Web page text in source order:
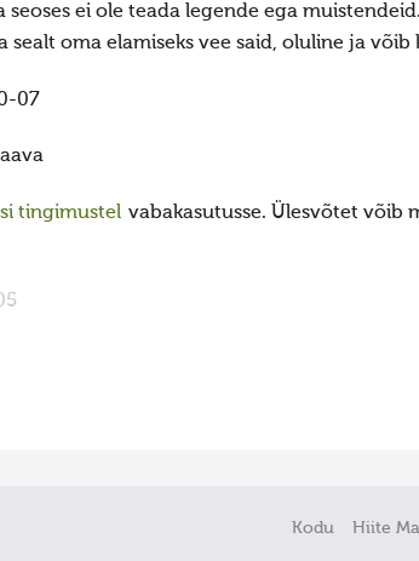
seoses ei ole teada legende ega
sealt oma elamiseks vee said, oluline ja võib
07
tingimustel vabakasutusse. Ülesvõtet võib
Kodu Hiite